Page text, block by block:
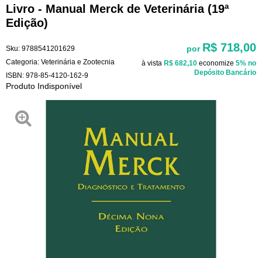
Livro - Manual Merck de Veterinária (19ª
Edição)
Sku: 9788541201629
Categoria: Veterinária e Zootecnia
ISBN: 978-85-4120-162-9
Produto Indisponível
por R$ 718,00
à vista R$ 682,10 economize 5% no
Depósito Bancário